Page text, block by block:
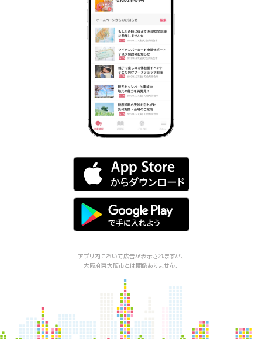
アプリ内において広告が表示されますが、
大阪府東大阪市とは関係ありません。